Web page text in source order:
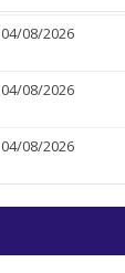
04/08/2026
04/08/2026
04/08/2026